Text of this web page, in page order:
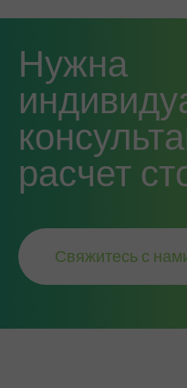
Нужна
расчет
Свяжитесь с